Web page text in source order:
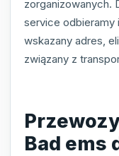
zorganizowanych.
service odbieramy
wskazany adres,
związany z
Bad ems